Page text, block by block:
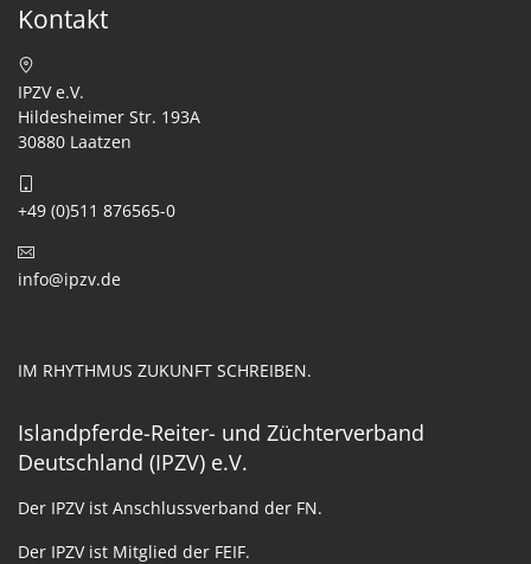
Kontakt
IPZV e.V.
Hildesheimer Str. 193A
30880 Laatzen
+49 (0)511 876565-0
info@ipzv.de
IM RHYTHMUS ZUKUNFT SCHREIBEN.
Islandpferde-Reiter- und Züchterverband
Deutschland (IPZV) e.V.
Der IPZV ist Anschlussverband der FN.
Der IPZV ist Mitglied der FEIF.